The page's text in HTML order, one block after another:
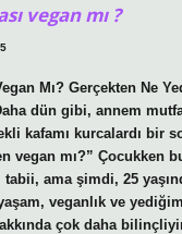
vegan mı ?
Mı? Gerçekten Ne
dün gibi, annem
kafamı kurcalardı bir
vegan mı?” Çocukken
tabii, ama şimdi, 25
veganlık ve
çok daha